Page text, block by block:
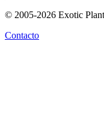
© 2005-2026 Exotic
Contacto